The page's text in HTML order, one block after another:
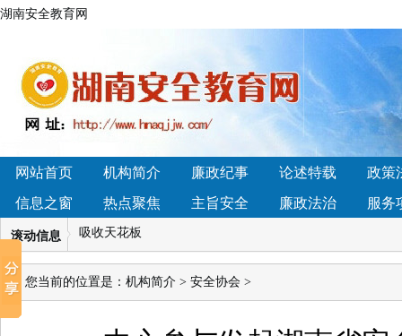
湖南安全教育网
网站首页 机构简介 廉政纪事 论述特载
政策
信息之窗
热点聚焦 主旨安全 廉政法治 服务
滚动信息
• 2026年小型石料生产线如何选？主流方案与配置对比分析
性益生菌品牌深度横评，这几款真能平衡菌群
• 湖南省怀化市辰溪县黄溪口镇：法治讲座进校园，国家
• 4.14湖南凯迪科技学雷锋“硬核”青年刘诚： 实干笃行显
• 普法教育展厅设计建设企业如何选择？
• 哪个品牌蛋
吸收天花板
• 2026国内软文推广平台哪家好？4大梯队深度解析+13平
方咨询退款难吗】我们接受社会各界的监督！
您当前的位置是： 机构简介 > 安全协会 >